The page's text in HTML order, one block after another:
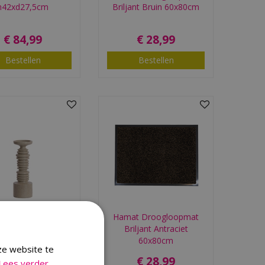
€ 84,99
Bestellen
Briljant Bruin 60x80cm
€ 28,99
Bestellen
€ 32,99
Hamat Droogloopmat
Briljant Antraciet
60x80cm
€ 28,99
website te